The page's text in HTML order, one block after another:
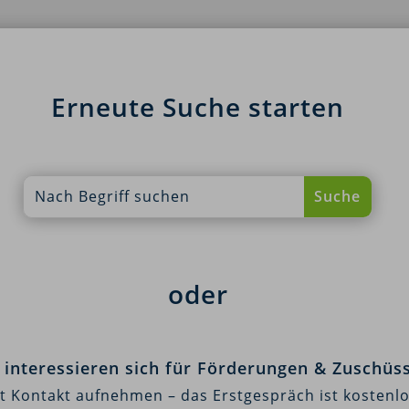
Erneute Suche starten
oder
interessieren sich für Förderungen &
Kontakt aufnehmen – das Erstgespräch ist